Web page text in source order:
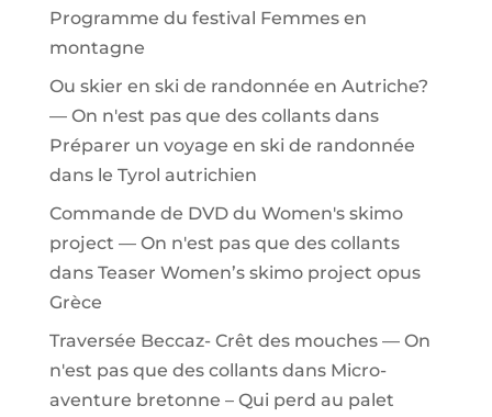
Programme du festival Femmes en
montagne
Ou skier en ski de randonnée en Autriche?
— On n'est pas que des collantsdans
Préparer un voyage en ski de randonnée
dans le Tyrol autrichien
Commande de DVD du Women's skimo
project — On n'est pas que des collants
dans Teaser Women’s skimo project opus
Grèce
Traversée Beccaz- Crêt des mouches — On
n'est pas que des collantsdans Micro-
aventure bretonne – Qui perd au palet